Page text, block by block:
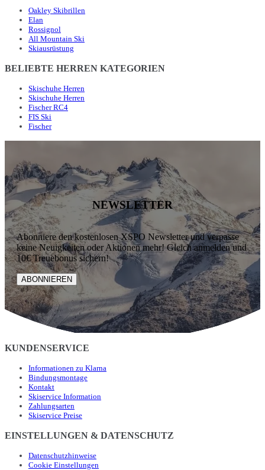
Oakley Skibrillen
Elan
Rossignol
All Mountain Ski
Skiausrüstung
BELIEBTE HERREN KATEGORIEN
Skischuhe Herren
Skischuhe Herren
Fischer RC4
FIS Ski
Fischer
NEWSLETTER
Abonniere den kostenlosen XSPO Newsletter und verpasse
keine Neuigkeiten oder Aktionen mehr! Gleich anmelden und
10€ Treuebonus sichern!
ABONNIEREN
KUNDENSERVICE
Informationen zu Klarna
Bindungsmontage
Kontakt
Skiservice Information
Zahlungsarten
Skiservice Preise
EINSTELLUNGEN & DATENSCHUTZ
Datenschutzhinweise
Cookie Einstellungen